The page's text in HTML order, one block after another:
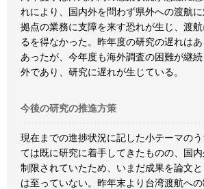
れにより、国内外を問わず県外への渡航
拠点の業務に支障を来す恐れが生じ、渡
るを得なかった。昨年度の研究の遅れは
あったが、今年度も海外調査の困難が継
外であり、研究に遅れが生じている。
今後の研究の推進方策
現在までの進捗状況に記した小テーマの
ては既に研究に着手してきたものの、国
制限されていたため、いまだ成果を論文
は至っていない。昨年末より台湾渡航へ